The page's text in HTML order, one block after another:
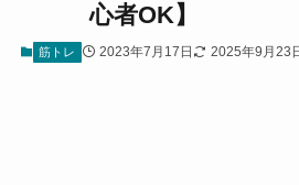
心者OK】
筋トレ 2023年7月17日 2025年9月23